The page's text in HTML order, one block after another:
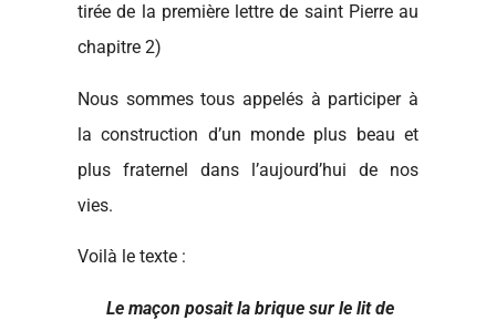
tirée de la première lettre de saint Pierre au
chapitre 2)
Nous sommes tous appelés à participer à
la construction d’un monde plus beau et
plus fraternel dans l’aujourd’hui de nos
vies.
Voilà le texte :
Le maçon posait la brique sur le lit de